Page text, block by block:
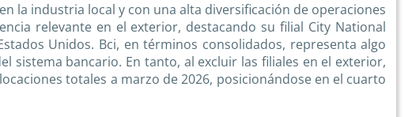
la industria local y con una alta diversificación de operaciones
relevante en el exterior, destacando su filial City National
Unidos. Bci, en términos consolidados, representa algo
sistema bancario. En tanto, al excluir las filiales en el exterior,
totales a marzo de 2026, posicionándose en el cuarto